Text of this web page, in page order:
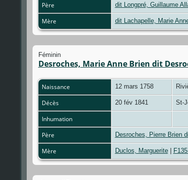
Père dit Longpré, Guillaume
Mère dit Lachapelle, Marie
Féminin
Desroches, Marie Anne Brien dit
Naissance 12 mars 1758
Décès 20 fév 1841 St-
Inhumation
Père
Desroches, Pierre Brien
Mère Duclos, Marguerite|